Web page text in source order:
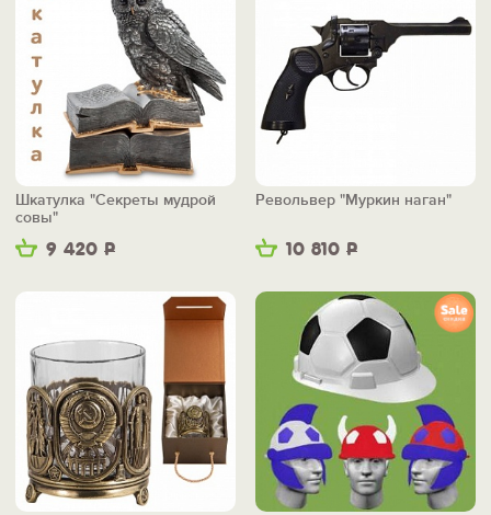
9 420 Р
Шкатулка "Секреты мудрой
совы"
10 810 Р
Револьвер "Муркин наган"